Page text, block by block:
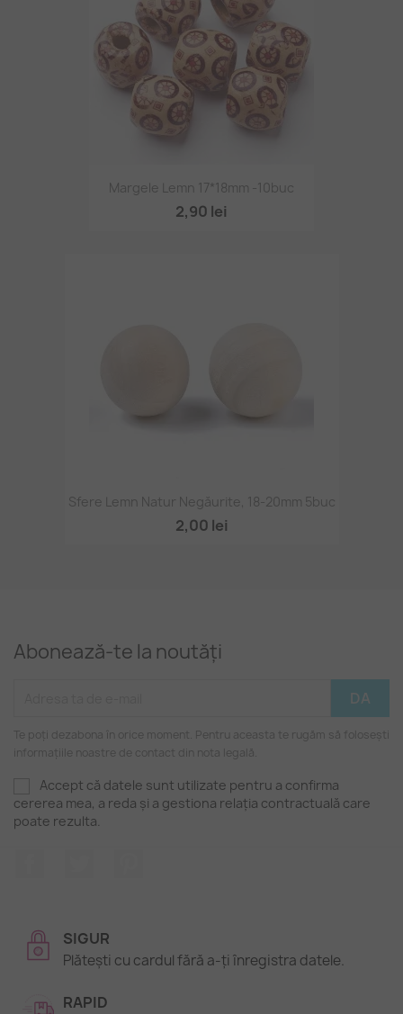
Margele Lemn 17*18mm -10buc
2,90 lei
Sfere Lemn Natur Negăurite, 18-20mm 5buc
2,00 lei
Abonează-te la noutăți
Te poți dezabona în orice moment. Pentru aceasta te rugăm să folosești
informațiile noastre de contact din nota legală.
Accept că datele sunt utilizate pentru a confirma
cererea mea, a reda și a gestiona relația contractuală care
poate rezulta.
SIGUR
Plătești cu cardul fără a-ți înregistra datele.
RAPID